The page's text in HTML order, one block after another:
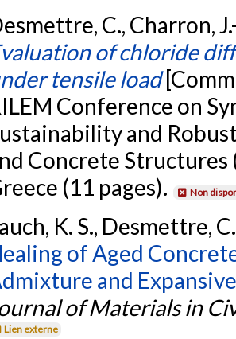
C., Charron,
of chloride
tensile load
Conference on
and
Concrete Structures
(11 pages).
Non
K. S., Desmettre,
of Aged
and
of Materials in
Lien externe